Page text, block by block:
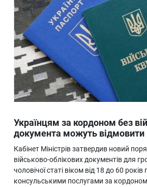
Українцям за кордоном без
документа можуть відмовити
Кабінет Міністрів затвердив новий
військово-облікових документів для
чоловічої статі віком від 18 до 60
консульськими послугами за кордоном.